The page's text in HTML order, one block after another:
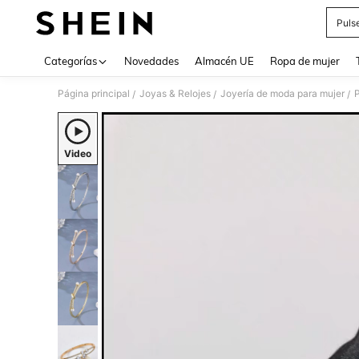
Categorías Novedades Almacén UE Ropa de mujer
Página principal / Joyas & Relojes / Joyería de moda para mujer /
Video